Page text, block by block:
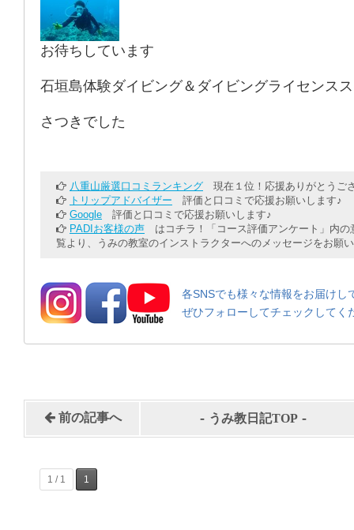
お待ちしています
石垣島体験ダイビング＆ダイビングライセンス
さつきでした
八重山厳選口コミランキング 現在１位！応援ありがとうご
トリップアドバイザー 評価と口コミで応援お願いします♪
Google 評価と口コミで応援お願いします♪
PADIお客様の声 はコチラ！「コース評価アンケート」内の
覧より、うみの教室のインストラクターへのメッセージをお願
各SNSでも様々な情報をお届けし
ぜひフォローしてチェックしてく
前の記事へ - うみ教日記TOP -
1 / 1 1